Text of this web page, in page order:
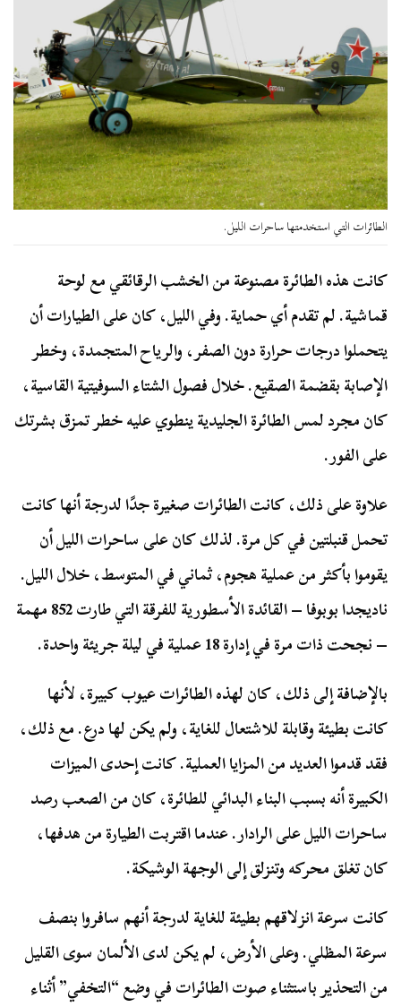
الطائرات التي استخدمتها ساحرات الليل.
كانت هذه الطائرة مصنوعة من الخشب الرقائقي مع لوحة
قماشية. لم تقدم أي حماية. وفي الليل، كان على الطيارات أن
يتحملوا درجات حرارة دون الصفر، والرياح المتجمدة، وخطر
الإصابة بقضمة الصقيع. خلال فصول الشتاء السوفيتية القاسية،
كان مجرد لمس الطائرة الجليدية ينطوي عليه خطر تمزق بشرتك
على الفور.
علاوة على ذلك، كانت الطائرات صغيرة جدًا لدرجة أنها كانت
تحمل قنبلتين في كل مرة. لذلك كان على ساحرات الليل أن
يقوموا بأكثر من عملية هجوم، ثماني في المتوسط، خلال الليل.
ناديجدا بوبوفا – القائدة الأسطورية للفرقة التي طارت 852 مهمة
– نجحت ذات مرة في إدارة 18 عملية في ليلة جريئة واحدة.
بالإضافة إلى ذلك، كان لهذه الطائرات عيوب كبيرة، لأنها
كانت بطيئة وقابلة للاشتعال للغاية، ولم يكن لها درع. مع ذلك،
فقد قدموا العديد من المزايا العملية. كانت إحدى الميزات
الكبيرة أنه بسبب البناء البدائي للطائرة، كان من الصعب رصد
ساحرات الليل على الرادار. عندما اقتربت الطيارة من هدفها،
كان تغلق محركه وتنزلق إلى الوجهة الوشيكة.
كانت سرعة انزلاقهم بطيئة للغاية لدرجة أنهم سافروا بنصف
سرعة المظلي. وعلى الأرض، لم يكن لدى الألمان سوى القليل
من التحذير باستثناء صوت الطائرات في وضع “التخفي” أثناء